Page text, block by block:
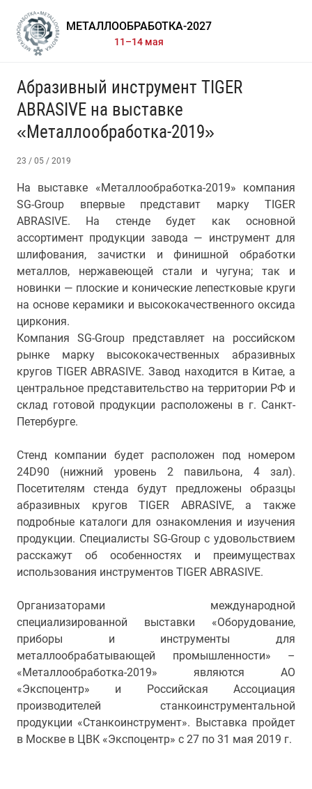
МЕТАЛЛООБРАБОТКА-2027
11–14 мая
Абразивный инструмент TIGER
ABRASIVE на выставке
«Металлообработка-2019»
23 / 05 / 2019
На выставке «Металлообработка-2019» компания
SG-Group впервые представит марку TIGER
ABRASIVE. На стенде будет как основной
ассортимент продукции завода — инструмент для
шлифования, зачистки и финишной обработки
металлов, нержавеющей стали и чугуна; так и
новинки — плоские и конические лепестковые круги
на основе керамики и высококачественного оксида
циркония.
Компания SG-Group представляет на российском
рынке марку высококачественных абразивных
кругов TIGER ABRASIVE. Завод находится в Китае, а
центральное представительство на территории РФ и
склад готовой продукции расположены в г. Санкт-
Петербурге.
Стенд компании будет расположен под номером
24D90 (нижний уровень 2 павильона, 4 зал).
Посетителям стенда будут предложены образцы
абразивных кругов TIGER ABRASIVE, а также
подробные каталоги для ознакомления и изучения
продукции. Специалисты SG-Group с удовольствием
расскажут об особенностях и преимуществах
использования инструментов TIGER ABRASIVE.
Организаторами международной
специализированной выставки «Оборудование,
приборы и инструменты для
металлообрабатывающей промышленности» –
«Металлообработка-2019» являются АО
«Экспоцентр» и Российская Ассоциация
производителей станкоинструментальной
продукции «Станкоинструмент». Выставка пройдет
в Москве в ЦВК «Экспоцентр» с 27 по 31 мая 2019 г.